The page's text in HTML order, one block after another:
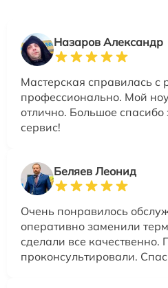
Назаров Александр
Мастерская справилась с
профессионально. Мой
отлично. Большое спасибо
сервис!
Беляев Леонид
Очень понравилось
оперативно заменили
сделали все
проконсультировали.